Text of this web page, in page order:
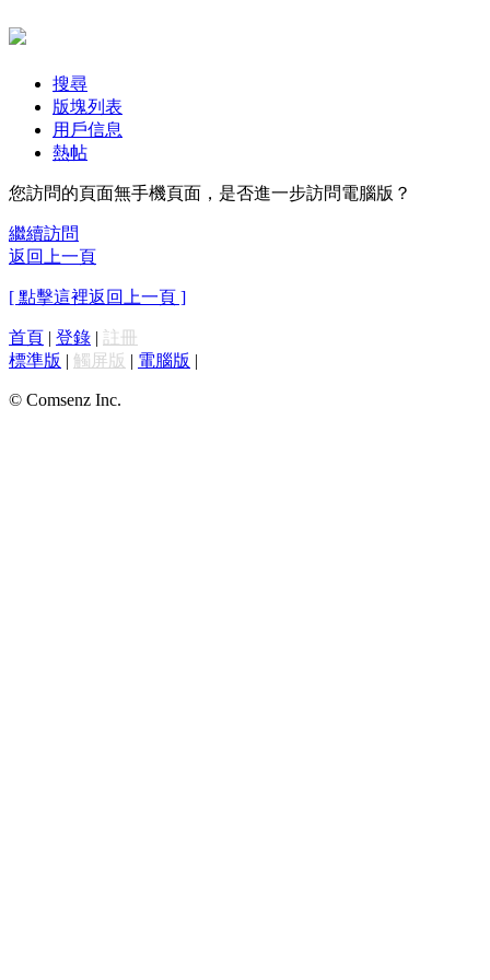
搜尋
版塊列表
用戶信息
熱帖
您訪問的頁面無手機頁面，是否進一步訪問電腦版？
繼續訪問
返回上一頁
[ 點擊這裡返回上一頁 ]
首頁 | 登錄 | 註冊
標準版 | 觸屏版 | 電腦版 |
© Comsenz Inc.